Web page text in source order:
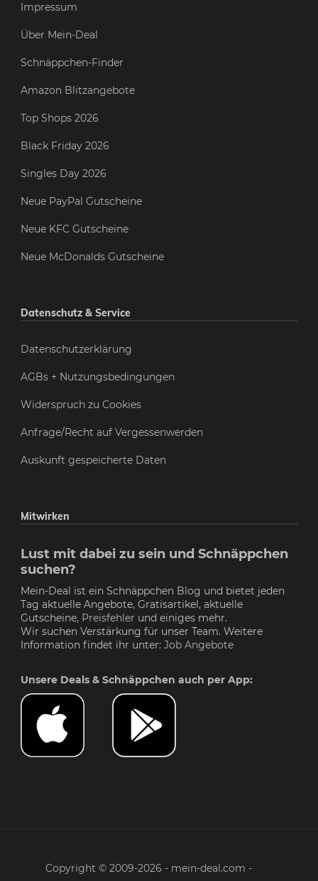
Impressum
Über Mein-Deal
Schnäppchen-Finder
Amazon Blitzangebote
Top Shops 2026
Black Friday 2026
Singles Day 2026
Neue PayPal Gutscheine
Neue KFC Gutscheine
Neue McDonalds Gutscheine
Datenschutz & Service
Datenschutzerklärung
AGBs + Nutzungsbedingungen
Widerspruch zu Cookies
Anfrage/Recht auf Vergessenwerden
Auskunft gespeicherte Daten
Mitwirken
Lust mit dabei zu sein und Schnäppchen
suchen?
Mein-Deal ist ein Schnäppchen Blog und bietet jeden
Tag aktuelle Angebote, Gratisartikel, aktuelle
Gutscheine, Preisfehler und einiges mehr.
Wir suchen Verstärkung für unser Team. Weitere
Information findet ihr unter: Job Angebote
Unsere Deals & Schnäppchen auch per App:
Copyright © 2009-2026 - mein-deal.com -